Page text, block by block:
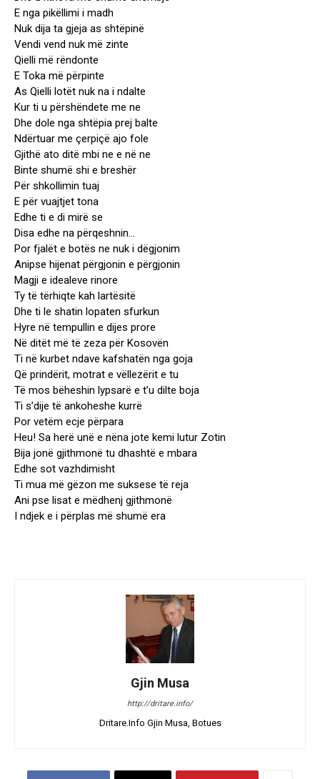
E nga pikëllimi i madh
Nuk dija ta gjeja as shtëpinë
Vendi vend nuk më zinte
Qielli më rëndonte
E Toka më përpinte
As Qielli lotët nuk na i ndalte
Kur ti u përshëndete me ne
Dhe dole nga shtëpia prej balte
Ndërtuar me çerpiçë ajo fole
Gjithë ato ditë mbi ne e në ne
Binte shumë shi e breshër
Për shkollimin tuaj
E për vuajtjet tona
Edhe ti e di mirë se
Disa edhe na përqeshnin…
Por fjalët e botës ne nuk i dëgjonim
Anipse hijenat përgjonin e përgjonin
Magji e idealeve rinore
Ty të tërhiqte kah lartësitë
Dhe ti le shatin lopaten sfurkun
Hyre në tempullin e dijes prore
Në ditët më të zeza për Kosovën
Ti në kurbet ndave kafshatën nga goja
Që prindërit, motrat e vëllezërit e tu
Të mos bëheshin lypsarë e t’u dilte boja
Ti s’dije të ankoheshe kurrë
Por vetëm ecje përpara
Heu! Sa herë unë e nëna jote kemi lutur Zotin
Bija jonë gjithmonë tu dhashtë e mbara
Edhe sot vazhdimisht
Ti mua më gëzon me suksese të reja
Ani pse lisat e mëdhenj gjithmonë
I ndjek e i përplas më shumë era
Gjin Musa
http://dritare.info/
Dritare.Info Gjin Musa, Botues